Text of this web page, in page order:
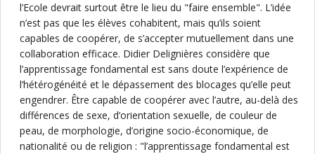
l’Ecole devrait surtout être le lieu du "faire ensemble". L’idée
n’est pas que les élèves cohabitent, mais qu’ils soient
capables de coopérer, de s’accepter mutuellement dans une
collaboration efficace. Didier Delignières considère que
l’apprentissage fondamental est sans doute l’expérience de
l’hétérogénéité et le dépassement des blocages qu’elle peut
engendrer. Être capable de coopérer avec l’autre, au-delà des
différences de sexe, d’orientation sexuelle, de couleur de
peau, de morphologie, d’origine socio-économique, de
nationalité ou de religion : "l’apprentissage fondamental est